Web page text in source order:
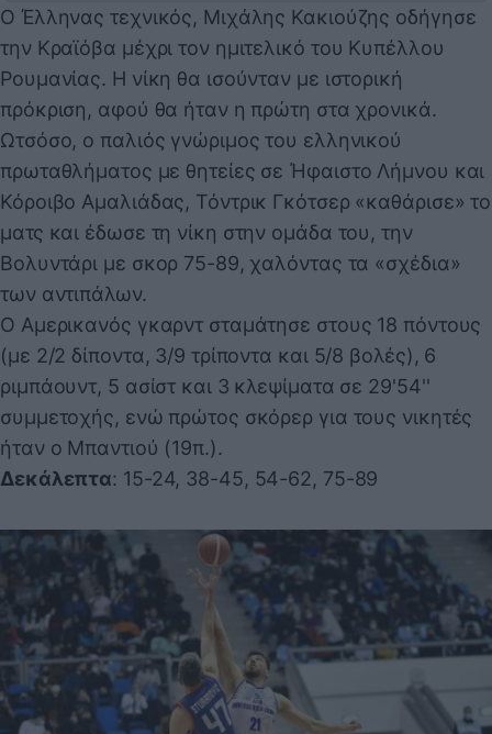
Ο Έλληνας τεχνικός, Μιχάλης Κακιούζης οδήγησε
την Κραϊόβα μέχρι τον ημιτελικό του Κυπέλλου
Ρουμανίας. Η νίκη θα ισούνταν με ιστορική
πρόκριση, αφού θα ήταν η πρώτη στα χρονικά.
Ωτσόσο, ο παλιός γνώριμος του ελληνικού
πρωταθλήματος με θητείες σε Ήφαιστο Λήμνου και
Κόροιβο Αμαλιάδας, Τόντρικ Γκότσερ «καθάρισε» το
ματς και έδωσε τη νίκη στην ομάδα του, την
Βολυντάρι με σκορ 75-89, χαλόντας τα «σχέδια»
των αντιπάλων.
Ο Αμερικανός γκαρντ σταμάτησε στους 18 πόντους
(με 2/2 δίποντα, 3/9 τρίποντα και 5/8 βολές), 6
ριμπάουντ, 5 ασίστ και 3 κλεψίματα σε 29'54''
συμμετοχής, ενώ πρώτος σκόρερ για τους νικητές
ήταν ο Μπαντιού (19π.).
Δεκάλεπτα: 15-24, 38-45, 54-62, 75-89